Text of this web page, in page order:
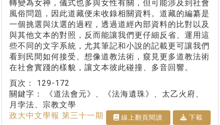
轉變為女神，儀式也多與女性有關，但可能涉及到社會
風俗問題，因此道藏便未收錄相關資料。道藏的編纂是
一個挑選與汰選的過程，透過道經內部資料的比對以及
與其他文本的對照，反而能讓我們更仔細反省、運用這
些不同的文字系統，尤其筆記和小說的記載更可讓我們
看到民間如何接受、想像道教法術，窺見更多道教法術
在社會實踐的樣貌，讓文本彼此碰撞、多音回響。
頁次： 129-172
關鍵字：
《道法會元》、《法海遺珠》、太乙火府、
月孛法、宗教文學
政大中文學報 第三十一期
線上翻⾴閱讀 下載